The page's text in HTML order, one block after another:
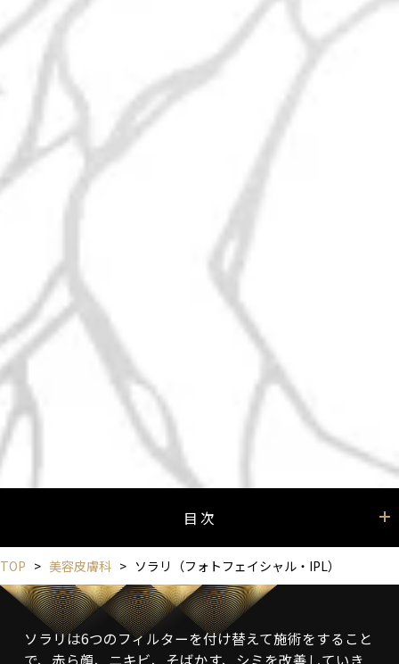
⽬ 次
TOP > 美容⽪膚科 > ソラリ（フォトフェイシャル・IPL）
ソラリは6つのフィルターを付け替えて施術をすること
で、赤ら顔、ニキビ、そばかす、シミを改善していき